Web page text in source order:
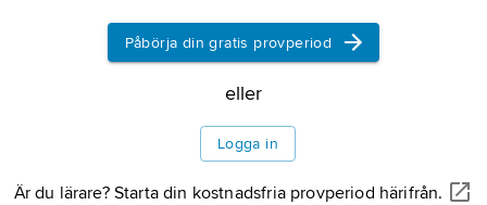
Information om artikeln
Påbörja din gratis provperiod
eller
Logga in
Är du lärare? Starta din kostnadsfria provperiod härifrån.